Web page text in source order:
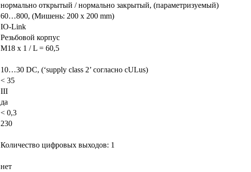
нормально открытый / нормально закрытый, (параметризуемый)
60…800, (Мишень: 200 x 200 mm)
IO-Link
Резьбовой корпус
M18 x 1 / L = 60,5
10…30 DC, (‘supply class 2’ согласно cULus)
< 35
III
да
< 0,3
230
Количество цифровых выходов: 1
нет